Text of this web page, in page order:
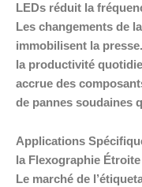
LEDs réduit la
Les changements de
immobilisent la
la productivité
accrue des
de pannes soudaines
Applications
la Flexographie Étroite
Le marché de